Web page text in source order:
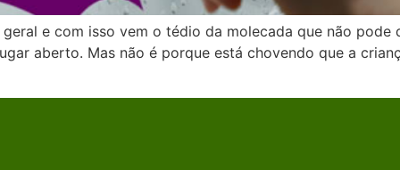
e com isso vem o tédio da molecada que não
aberto. Mas não é porque está chovendo que a